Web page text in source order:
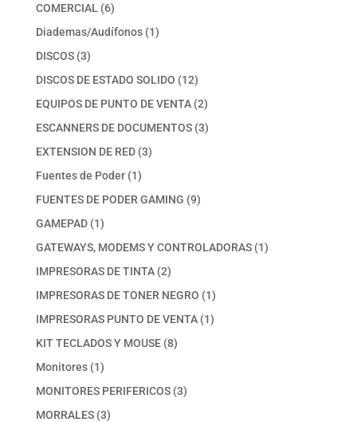
COMERCIAL 66
productos
Diademas/Audífonos 11
DISCOS 33
productos
DISCOS DE ESTADO SOLIDO 1212
productos
EQUIPOS DE PUNTO DE VENTA 22
productos
ESCANNERS DE DOCUMENTOS 33
EXTENSION DE RED 33
Fuentes de Poder 11
producto
FUENTES DE PODER GAMING 99
GAMEPAD 11
producto
GATEWAYS, MODEMS Y CONTROLADORAS 11
IMPRESORAS DE TINTA 22
productos
IMPRESORAS DE TONER NEGRO 11
producto
IMPRESORAS PUNTO DE VENTA 11
KIT TECLADOS Y MOUSE 88
Monitores 11
producto
MONITORES PERIFERICOS 33
MORRALES 33